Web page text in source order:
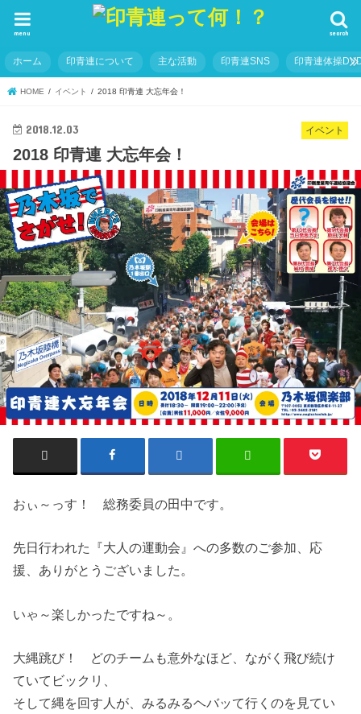
search
menu
ホーム 印青連について 主な活動 印青連SNS 印青連体操
HOME イベント 2018 印青連 大忘年会！
イベント
2018.12.03
2018 印青連 大忘年会！
おぃ～っす！ 総務委員の田中です。
先日行われた『大人の運動会』への多数のご参加、応
援、ありがとうございました。
いゃ～楽しかったですね～。
大縄跳び！ どのチームも意外なほど、ながく飛び続け
ていてビックリ、
そして縄を回す人が、みるみるヘバッて行くのを見てい